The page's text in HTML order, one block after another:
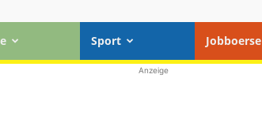
Sport Jobboerse
Anzeige